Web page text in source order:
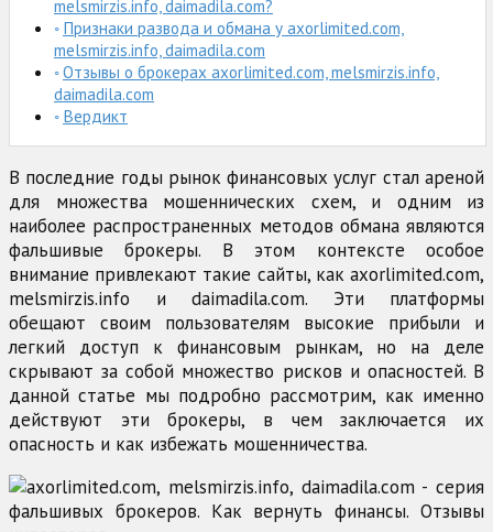
melsmirzis.info, daimadila.com?
Признаки развода и обмана у axorlimited.com,
melsmirzis.info, daimadila.com
Отзывы о брокерах axorlimited.com, melsmirzis.info,
daimadila.com
Вердикт
В последние годы рынок финансовых услуг стал ареной
для множества мошеннических схем, и одним из
наиболее распространенных методов обмана являются
фальшивые брокеры. В этом контексте особое
внимание привлекают такие сайты, как axorlimited.com,
melsmirzis.info и daimadila.com. Эти платформы
обещают своим пользователям высокие прибыли и
легкий доступ к финансовым рынкам, но на деле
скрывают за собой множество рисков и опасностей. В
данной статье мы подробно рассмотрим, как именно
действуют эти брокеры, в чем заключается их
опасность и как избежать мошенничества.